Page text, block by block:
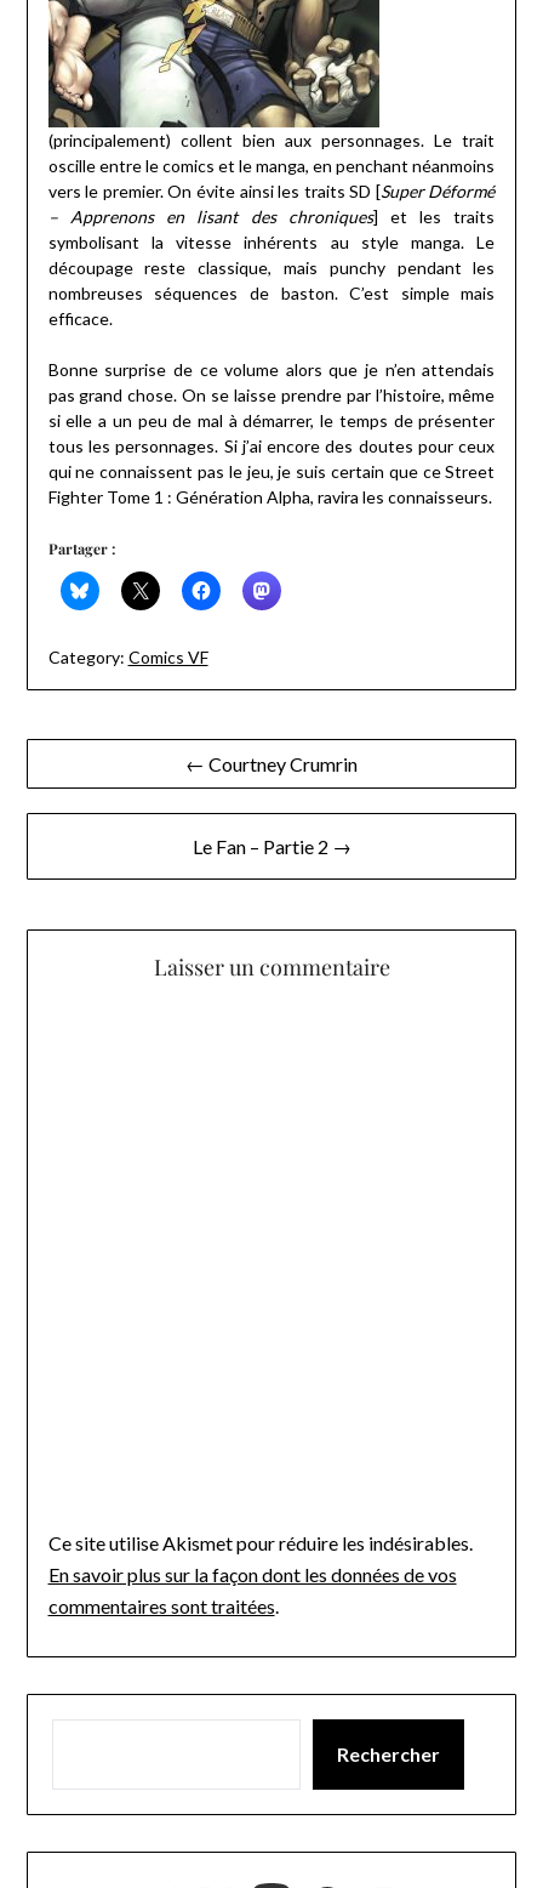
(principalement) collent bien aux personnages. Le trait
oscille entre le comics et le manga, en penchant néanmoins
vers le premier. On évite ainsi les traits SD [Super Déformé
– Apprenons en lisant des chroniques] et les traits
symbolisant la vitesse inhérents au style manga. Le
découpage reste classique, mais punchy pendant les
nombreuses séquences de baston. C’est simple mais
efficace.
Bonne surprise de ce volume alors que je n’en attendais
pas grand chose. On se laisse prendre par l’histoire, même
si elle a un peu de mal à démarrer, le temps de présenter
tous les personnages. Si j’ai encore des doutes pour ceux
qui ne connaissent pas le jeu, je suis certain que ce Street
Fighter Tome 1 : Génération Alpha, ravira les connaisseurs.
Partager :
Category: Comics VF
Navigation
de
← Courtney Crumrin
Le Fan – Partie 2 →
Laisser un commentaire
Ce site utilise Akismet pour réduire les indésirables.
En savoir plus sur la façon dont les données de vos
commentaires sont traitées.
Rechercher